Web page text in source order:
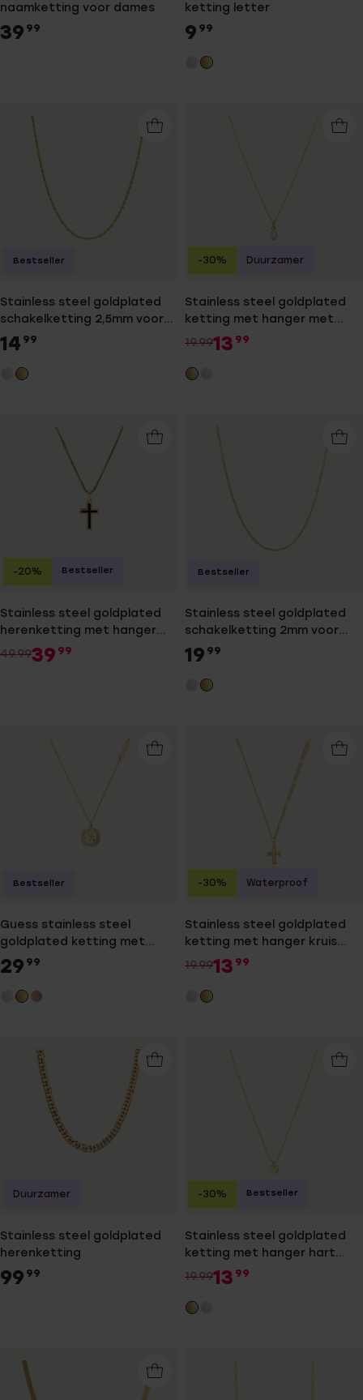
naamketting voor dames
39 99
ketting letter
9 99
Stainless steel goldplated
schakelketting 2,5mm voor
dames
14 99
Bestseller
Stainless steel goldplated
ketting met hanger met
zirkonia voor dames
19.9913 99
-30% Duurzamer
Stainless steel goldplated
herenketting met hanger
kruis
49.9939 99
-20% Bestseller
Stainless steel goldplated
schakelketting 2mm voor
dames
19 99
Bestseller
Guess stainless steel
goldplated ketting met
hanger met kristal voor
dames
29 99
Bestseller
Stainless steel goldplated
ketting met hanger kruis
voor dames
19.9913 99
-30% Waterproof
Stainless steel goldplated
herenketting
99 99
Duurzamer
Stainless steel goldplated
ketting met hanger hart
met zirkonia voor dames
19.9913 99
-30% Bestseller